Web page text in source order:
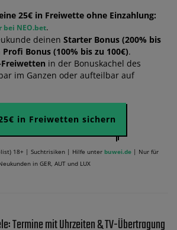
25€ in Freiwette ohne Einzahlung:
bei NEO.bet.
deinen Starter Bonus (200% bis
Profi Bonus (100% bis zu 100€).
Freiwetten in der Bonuskachel des
im Ganzen oder aufteilbar auf
in Freiwetten sichern
18+ | Suchtrisiken | Hilfe unter buwei.de | Nur für
in GER, AUT und LUX
Termine mit Uhrzeiten & TV-Übertragung